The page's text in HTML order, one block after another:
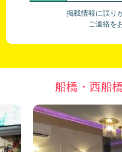
掲載情報に誤り
ご連絡を
船橋・西船